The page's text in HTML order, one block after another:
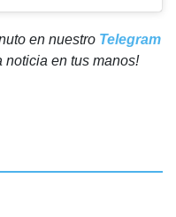
en nuestro Telegram
noticia en tus manos!